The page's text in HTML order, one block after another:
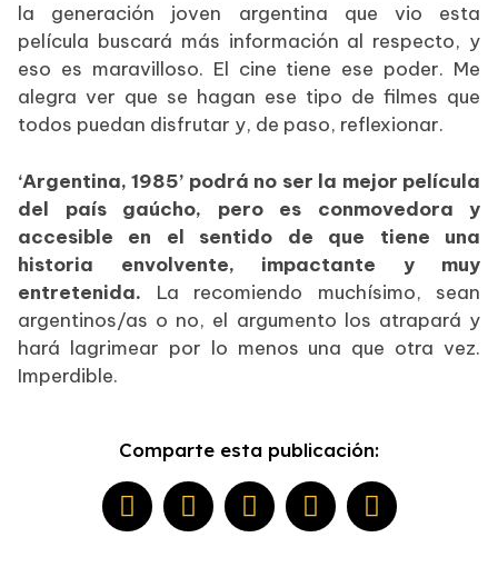
la generación joven argentina que vio esta
película buscará más información al respecto, y
eso es maravilloso. El cine tiene ese poder. Me
alegra ver que se hagan ese tipo de filmes que
todos puedan disfrutar y, de paso, reflexionar.
‘Argentina, 1985’ podrá no ser la mejor película
del país gaúcho, pero es conmovedora y
accesible en el sentido de que tiene una
historia envolvente, impactante y muy
entretenida. La recomiendo muchísimo, sean
argentinos/as o no, el argumento los atrapará y
hará lagrimear por lo menos una que otra vez.
Imperdible.
Comparte esta publicación: